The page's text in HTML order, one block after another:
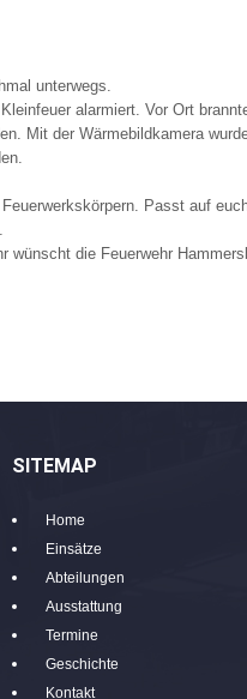
unterwegs.
alarmiert. Vor Ort
Mit der Wärmebildkamera
Passt auf
wünscht die Feuerwehr
SITEMAP
Home
Einsätze
Abteilungen
Ausstattung
Termine
Geschichte
Kontakt